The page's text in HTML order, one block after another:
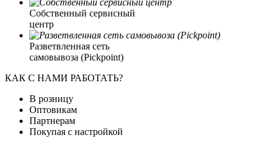
Собственный сервисный
центр
Разветвленная сеть
самовывоза (Pickpoint)
КАК С НАМИ РАБОТАТЬ?
В розницу
Оптовикам
Партнерам
Покупая с настройкой